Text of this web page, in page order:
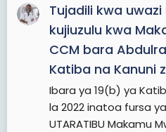
Tujadili kwa
kujiuzulu kwa
CCM bara
Katiba na Kanuni
Ibara ya 19(b) ya
la 2022 inatoa fursa ya
UTARATIBU Makamu